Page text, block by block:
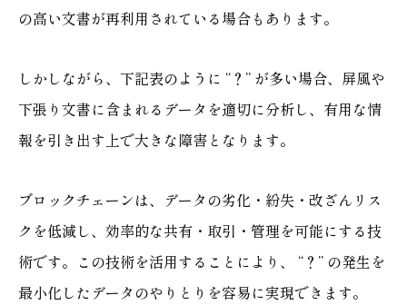
の高い文書が再利用されている場合もあります。
しかしながら、下記表のように “？” が多い場合、屏風や
下張り文書に含まれるデータを適切に分析し、有用な情
報を引き出す上で大きな障害となります。
ブロックチェーンは、データの劣化・紛失・改ざんリス
クを低減し、効率的な共有・取引・管理を可能にする技
術です。この技術を活用することにより、 “？” の発生を
最小化したデータのやりとりを容易に実現できます。